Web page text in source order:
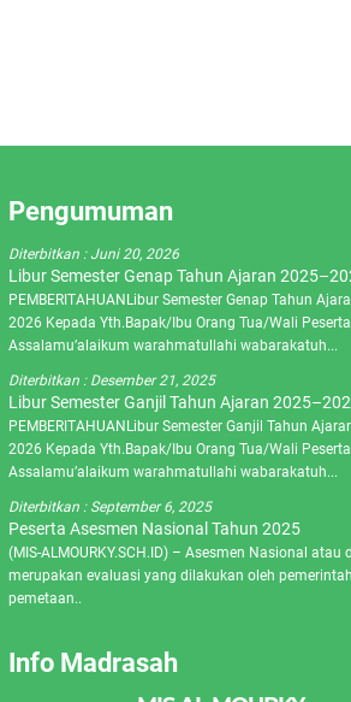
Pengumuman
Diterbitkan :Juni 20, 2026
Libur Semester Genap Tahun Ajaran
PEMBERITAHUANLibur Semester Genap Tahun
2026 Kepada Yth.Bapak/Ibu Orang Tua/Wali
Assalamu’alaikum warahmatullahi wabarakatuh...
Diterbitkan : Desember 21, 2025
Libur Semester Ganjil Tahun Ajaran
PEMBERITAHUANLibur Semester Ganjil Tahun
2026 Kepada Yth.Bapak/Ibu Orang Tua/Wali
Assalamu’alaikum warahmatullahi wabarakatuh...
Diterbitkan : September 6, 2025
Peserta Asesmen Nasional Tahun 2025
(MIS-ALMOURKY.SCH.ID) – Asesmen Nasional atau
merupakan evaluasi yang dilakukan oleh
pemetaan..
Info Madrasah